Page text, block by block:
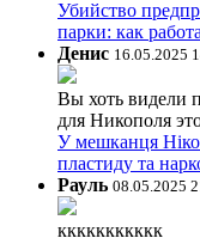
Убийство
парки: как
Денис 16.05.2025
Вы хоть видели
для Никополя
У мешканця
пластиду та
Рауль 08.05.2025
ккккккккккк